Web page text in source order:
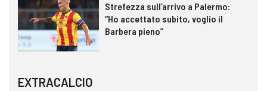
Strefezza sull’arrivo a Palermo:
“Ho accettato subito, voglio il
Barbera pieno”
EXTRACALCIO